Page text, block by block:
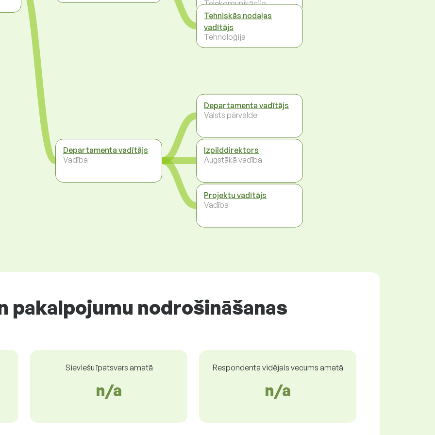
Departamenta vadītājs
Vadība
Telekomunikācija
Tehniskās nodaļas
vadītājs
Tehnoloģija
Departamenta vadītājs
Valsts pārvalde
Izpilddirektors
Augstākā vadība
Projektu vadītājs
Vadība
pakalpojumu nodrošināšanas
Sieviešu īpatsvars amatā
n/a
Respondenta vidējais vecums amatā
n/a